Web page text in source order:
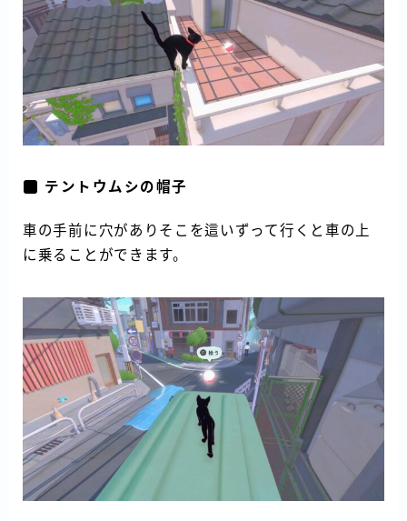
テントウムシの帽子
車の手前に穴がありそこを這いずって行くと車の上
に乗ることができます。